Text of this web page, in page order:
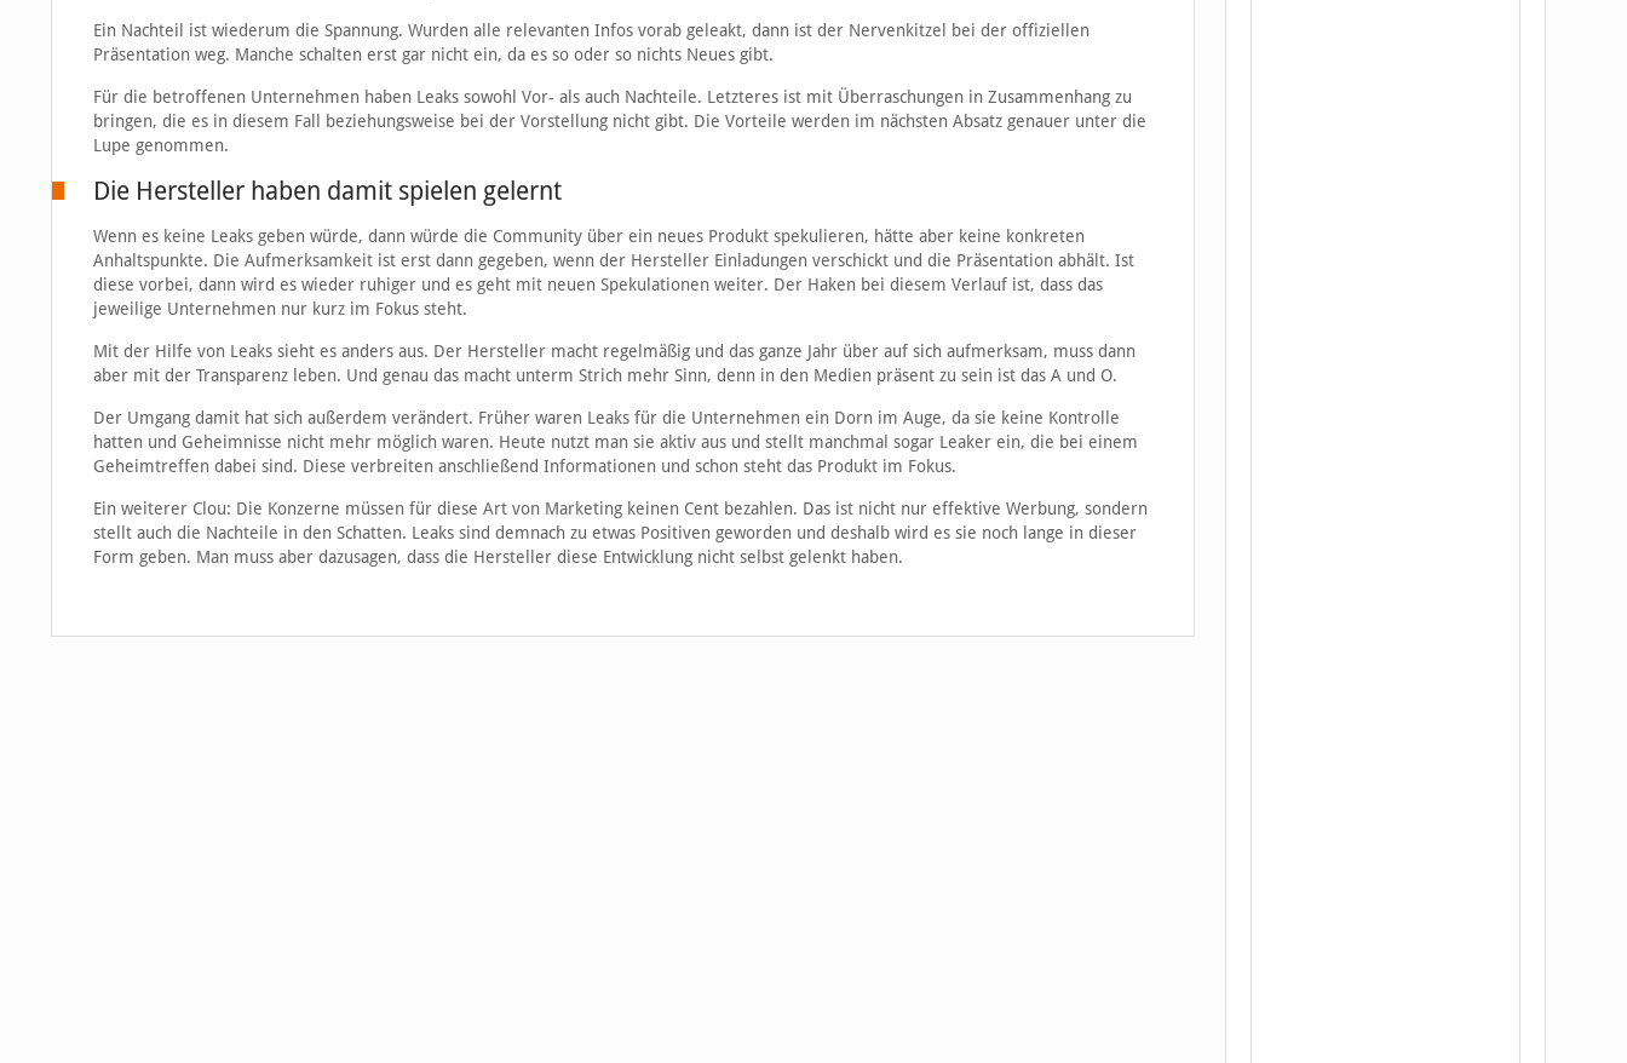
Ein Nachteil ist wiederum die Spannung. Wurden alle relevanten Infos vorab geleakt, dann ist der Nervenkitzel bei der offiziellen
Präsentation weg. Manche schalten erst gar nicht ein, da es so oder so nichts Neues gibt.
Für die betroffenen Unternehmen haben Leaks sowohl Vor- als auch Nachteile. Letzteres ist mit Überraschungen in Zusammenhang zu
bringen, die es in diesem Fall beziehungsweise bei der Vorstellung nicht gibt. Die Vorteile werden im nächsten Absatz genauer unter die
Lupe genommen.
Die Hersteller haben damit spielen gelernt
Wenn es keine Leaks geben würde, dann würde die Community über ein neues Produkt spekulieren, hätte aber keine konkreten
Anhaltspunkte. Die Aufmerksamkeit ist erst dann gegeben, wenn der Hersteller Einladungen verschickt und die Präsentation abhält. Ist
diese vorbei, dann wird es wieder ruhiger und es geht mit neuen Spekulationen weiter. Der Haken bei diesem Verlauf ist, dass das
jeweilige Unternehmen nur kurz im Fokus steht.
Mit der Hilfe von Leaks sieht es anders aus. Der Hersteller macht regelmäßig und das ganze Jahr über auf sich aufmerksam, muss dann
aber mit der Transparenz leben. Und genau das macht unterm Strich mehr Sinn, denn in den Medien präsent zu sein ist das A und O.
Der Umgang damit hat sich außerdem verändert. Früher waren Leaks für die Unternehmen ein Dorn im Auge, da sie keine Kontrolle
hatten und Geheimnisse nicht mehr möglich waren. Heute nutzt man sie aktiv aus und stellt manchmal sogar Leaker ein, die bei einem
Geheimtreffen dabei sind. Diese verbreiten anschließend Informationen und schon steht das Produkt im Fokus.
Ein weiterer Clou: Die Konzerne müssen für diese Art von Marketing keinen Cent bezahlen. Das ist nicht nur effektive Werbung, sondern
stellt auch die Nachteile in den Schatten. Leaks sind demnach zu etwas Positiven geworden und deshalb wird es sie noch lange in dieser
Form geben. Man muss aber dazusagen, dass die Hersteller diese Entwicklung nicht selbst gelenkt haben.